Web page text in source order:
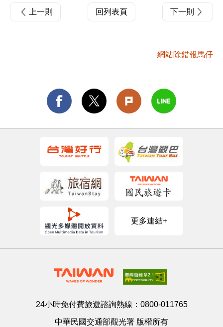
上一則 回列表頁 下一則
網站除錯報馬仔
更多連結+
24小時免付費旅遊諮詢熱線： 0800-011765
中華民國交通部觀光署 版權所有